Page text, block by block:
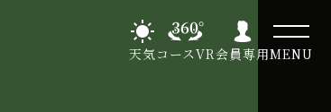
天気コースVR会員専用MENU